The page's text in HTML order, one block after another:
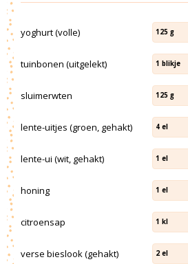
yoghurt (volle) 125 g
tuinbonen (uitgelekt) 1 blikje
sluimerwten 125 g
lente-uitjes (groen, gehakt) 4 el
lente-ui (wit, gehakt) 1 el
honing 1 el
citroensap 1 kl
verse bieslook (gehakt) 2 el